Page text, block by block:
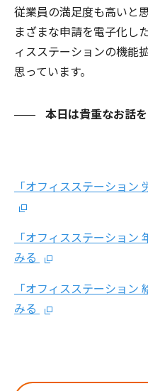
従業員の満足度も高いと
まざまな申請を電子化し
ィスステーションの機能
思っています。
本日は貴重なお話
「オフィスステーション
「オフィスステーション
みる
「オフィスステーション
みる